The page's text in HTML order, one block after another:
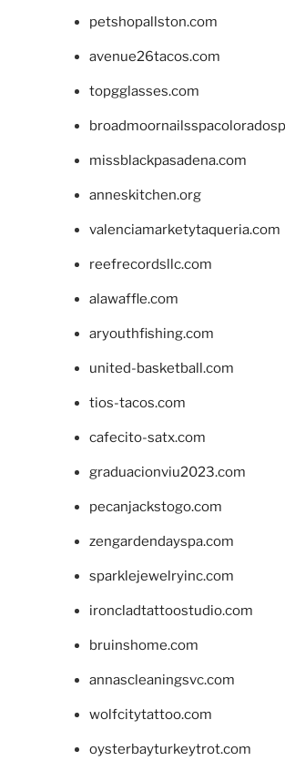
petshopallston.com
avenue26tacos.com
topgglasses.com
missblackpasadena.com
anneskitchen.org
valenciamarketytaqueria.com
reefrecordsllc.com
alawaffle.com
aryouthfishing.com
united-basketball.com
tios-tacos.com
cafecito-satx.com
graduacionviu2023.com
pecanjackstogo.com
zengardendayspa.com
sparklejewelryinc.com
ironcladtattoostudio.com
bruinshome.com
annascleaningsvc.com
wolfcitytattoo.com
oysterbayturkeytrot.com